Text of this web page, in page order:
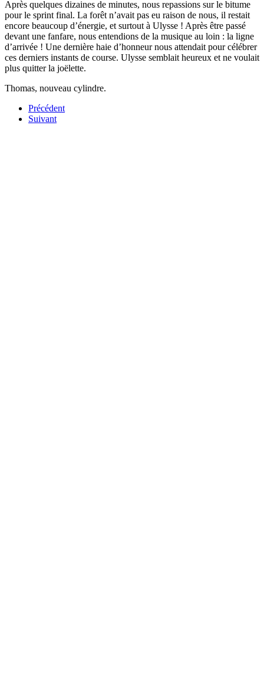
Après quelques dizaines de minutes, nous repassions sur le bitume
pour le sprint final. La forêt n’avait pas eu raison de nous, il restait
encore beaucoup d’énergie, et surtout à Ulysse ! Après être passé
devant une fanfare, nous entendions de la musique au loin : la ligne
d’arrivée ! Une dernière haie d’honneur nous attendait pour célébrer
ces derniers instants de course. Ulysse semblait heureux et ne voulait
plus quitter la joëlette.
Thomas, nouveau cylindre.
Précédent
Suivant